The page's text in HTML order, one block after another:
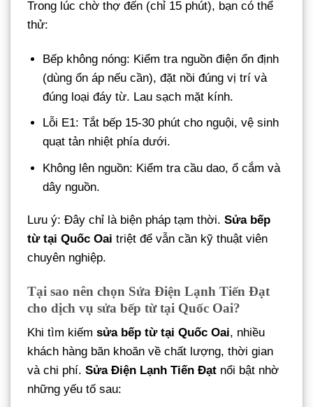
Trong lúc chờ thợ đến (chỉ 15 phút), bạn có thể
thử:
Bếp không nóng: Kiểm tra nguồn điện ổn định
(dùng ổn áp nếu cần), đặt nồi đúng vị trí và
đúng loại đáy từ. Lau sạch mặt kính.
Lỗi E1: Tắt bếp 15-30 phút cho nguội, vệ sinh
quạt tản nhiệt phía dưới.
Không lên nguồn: Kiểm tra cầu dao, ổ cắm và
dây nguồn.
Lưu ý: Đây chỉ là biện pháp tạm thời. Sửa bếp
từ tại Quốc Oai triệt để vẫn cần kỹ thuật viên
chuyên nghiệp.
Tại sao nên chọn Sửa Điện Lạnh Tiến Đạt
cho dịch vụ sửa bếp từ tại Quốc Oai?
Khi tìm kiếm sửa bếp từ tại Quốc Oai, nhiều
khách hàng băn khoăn về chất lượng, thời gian
và chi phí. Sửa Điện Lạnh Tiến Đạt nổi bật nhờ
những yếu tố sau: